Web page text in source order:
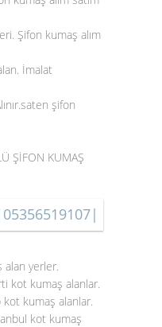
Şifon kumaş alım
İmalat
şifon
ŞİFON KUMAŞ
alan yerler.
kot kumaş alanlar.
kot kumaş alanlar.
kot kumaş